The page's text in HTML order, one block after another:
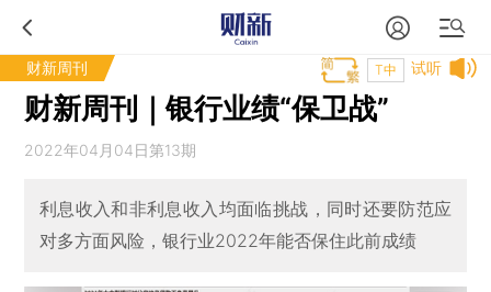
财新周刊 试听
T中
财新周刊｜银行业绩“保卫战”
2022年04月04日第13期
利息收入和非利息收入均面临挑战，同时还要防范应
对多方面风险，银行业2022年能否保住此前成绩